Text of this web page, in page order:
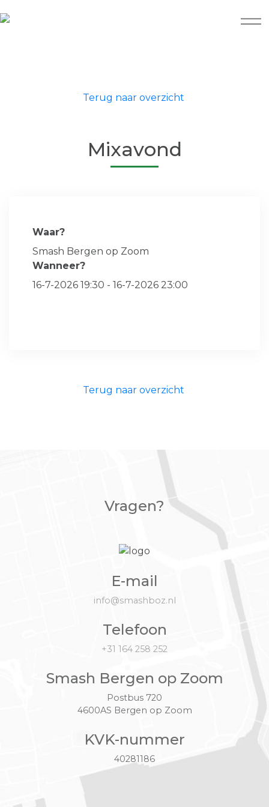
Terug naar overzicht
Mixavond
Waar?
Smash Bergen op Zoom
Wanneer?
16-7-2026 19:30 - 16-7-2026 23:00
Terug naar overzicht
Vragen?
E-mail
info@smashboz.nl
Telefoon
+31 164 258 252
Smash Bergen op Zoom
Postbus 720
4600AS Bergen op Zoom
KVK-nummer
40281186